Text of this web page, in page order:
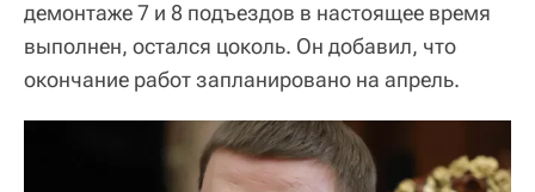
демонтаже 7 и 8 подъездов в настоящее время
выполнен, остался цоколь. Он добавил, что
окончание работ запланировано на апрель.